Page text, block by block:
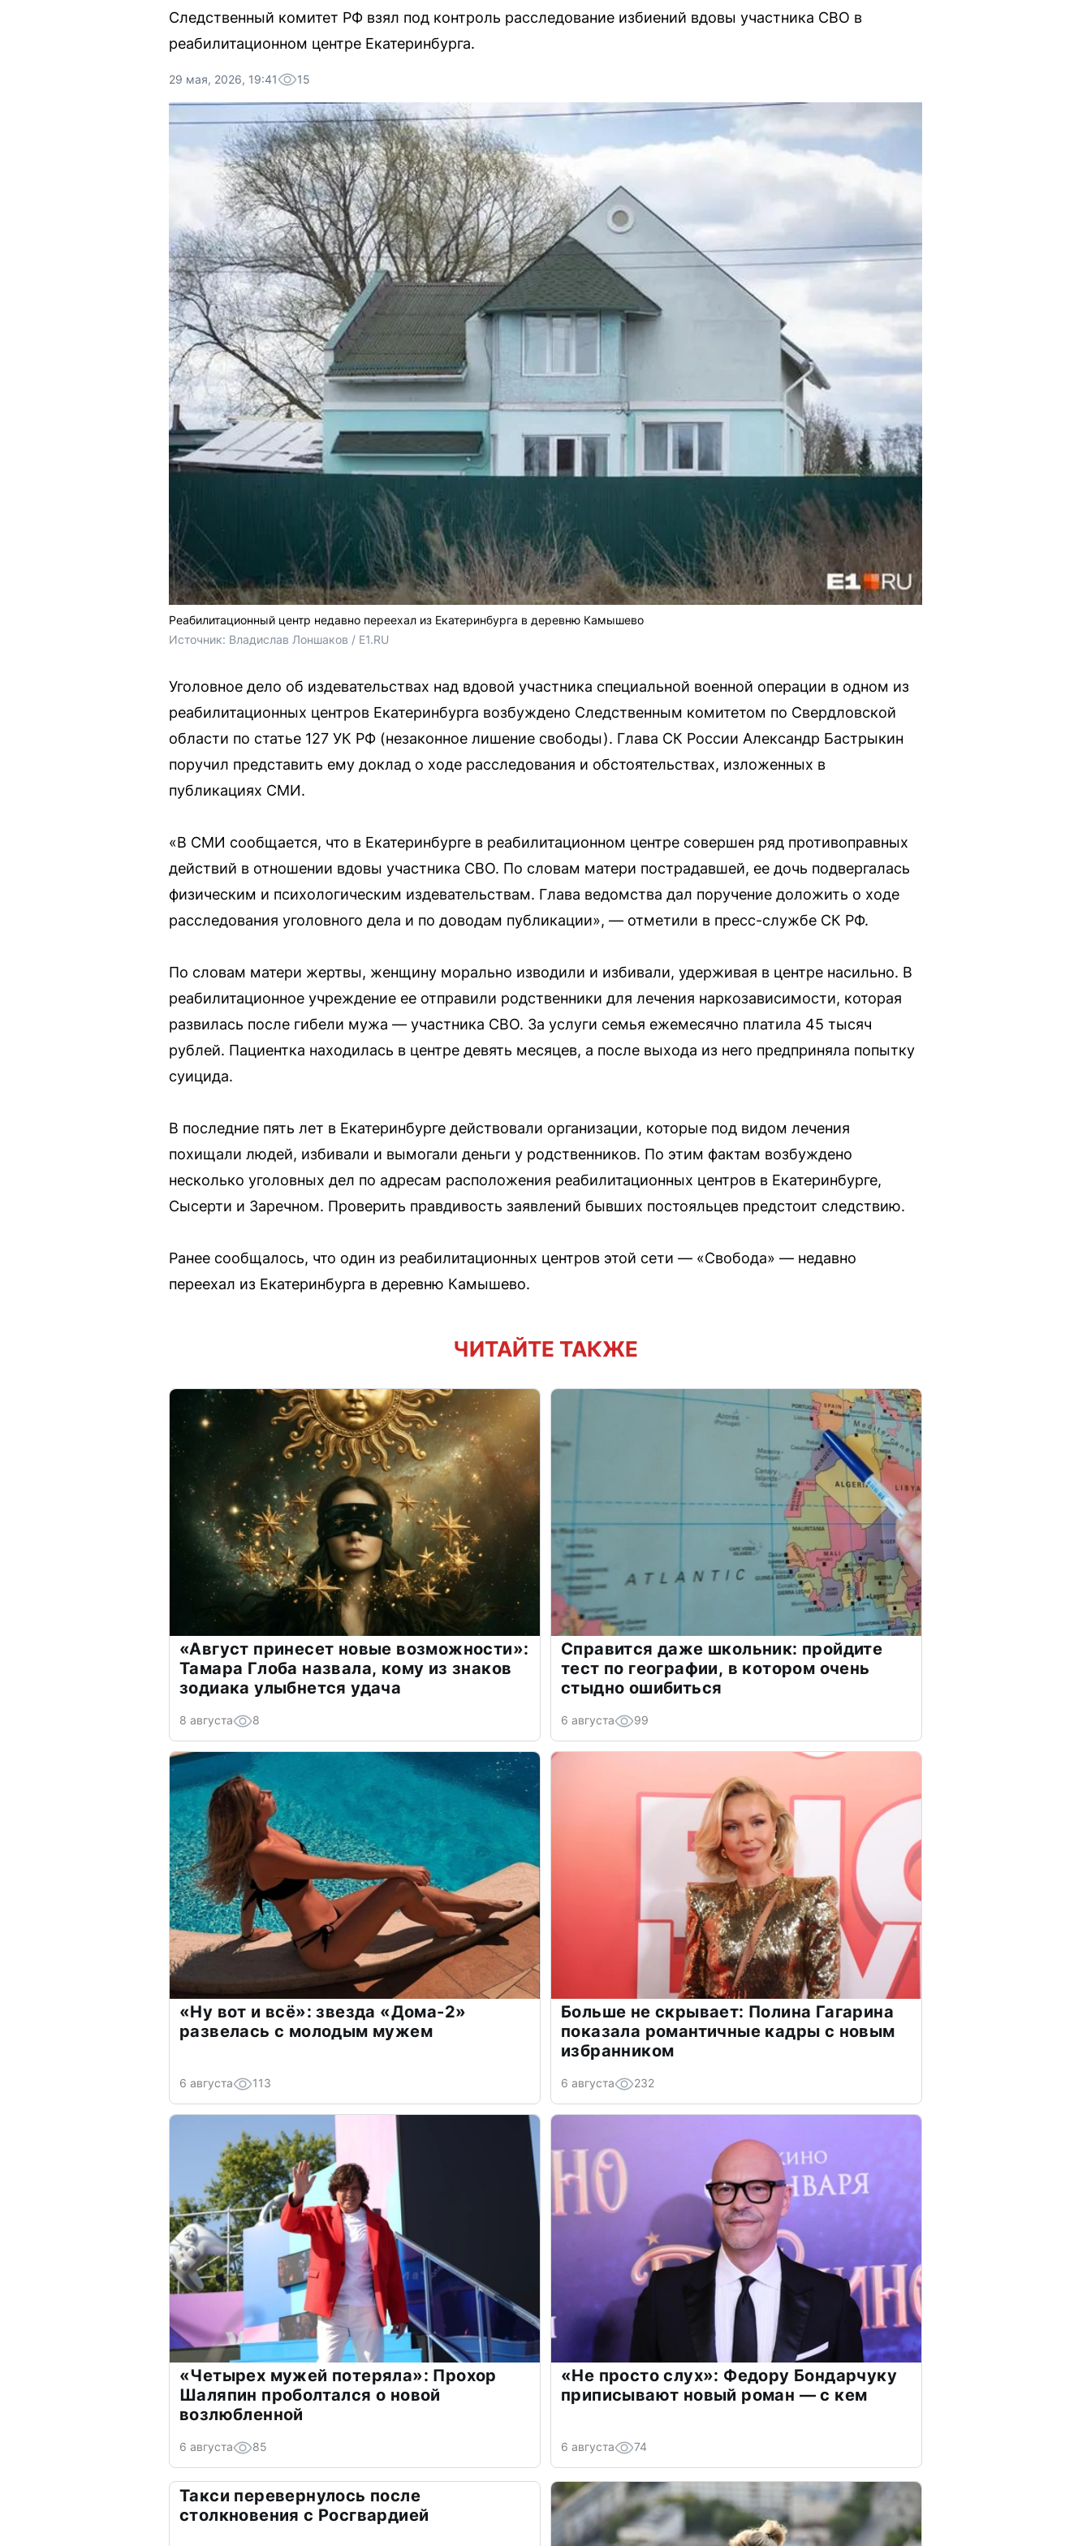
Следственный комитет РФ взял под контроль расследование избиений вдовы участника СВО в
реабилитационном центре Екатеринбурга.
29 мая, 2026, 19:41 15
Реабилитационный центр недавно переехал из Екатеринбурга в деревню Камышево
Источник: Владислав Лоншаков / E1.RU
Уголовное дело об издевательствах над вдовой участника специальной военной операции в одном из
реабилитационных центров Екатеринбурга возбуждено Следственным комитетом по Свердловской
области по статье 127 УК РФ (незаконное лишение свободы). Глава СК России Александр Бастрыкин
поручил представить ему доклад о ходе расследования и обстоятельствах, изложенных в
публикациях СМИ.
«В СМИ сообщается, что в Екатеринбурге в реабилитационном центре совершен ряд противоправных
действий в отношении вдовы участника СВО. По словам матери пострадавшей, ее дочь подвергалась
физическим и психологическим издевательствам. Глава ведомства дал поручение доложить о ходе
расследования уголовного дела и по доводам публикации», — отметили в пресс-службе СК РФ.
По словам матери жертвы, женщину морально изводили и избивали, удерживая в центре насильно. В
реабилитационное учреждение ее отправили родственники для лечения наркозависимости, которая
развилась после гибели мужа — участника СВО. За услуги семья ежемесячно платила 45 тысяч
рублей. Пациентка находилась в центре девять месяцев, а после выхода из него предприняла попытку
суицида.
В последние пять лет в Екатеринбурге действовали организации, которые под видом лечения
похищали людей, избивали и вымогали деньги у родственников. По этим фактам возбуждено
несколько уголовных дел по адресам расположения реабилитационных центров в Екатеринбурге,
Сысерти и Заречном. Проверить правдивость заявлений бывших постояльцев предстоит следствию.
Ранее сообщалось, что один из реабилитационных центров этой сети — «Свобода» — недавно
переехал из Екатеринбурга в деревню Камышево.
ЧИТАЙТЕ ТАКЖЕ
«Август принесет новые возможности»:
Тамара Глоба назвала, кому из знаков
зодиака улыбнется удача
8 августа 8
Справится даже школьник: пройдите
тест по географии, в котором очень
стыдно ошибиться
6 августа 99
«Ну вот и всё»: звезда «Дома-2»
развелась с молодым мужем
6 августа 113
Больше не скрывает: Полина Гагарина
показала романтичные кадры с новым
избранником
6 августа 232
«Четырех мужей потеряла»: Прохор
Шаляпин проболтался о новой
возлюбленной
6 августа 85
«Не просто слух»: Федору Бондарчуку
приписывают новый роман — с кем
6 августа 74
Такси перевернулось после
столкновения с Росгвардией